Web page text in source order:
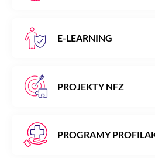
E-LEARNING
PROJEKTY NFZ
PROGRAMY